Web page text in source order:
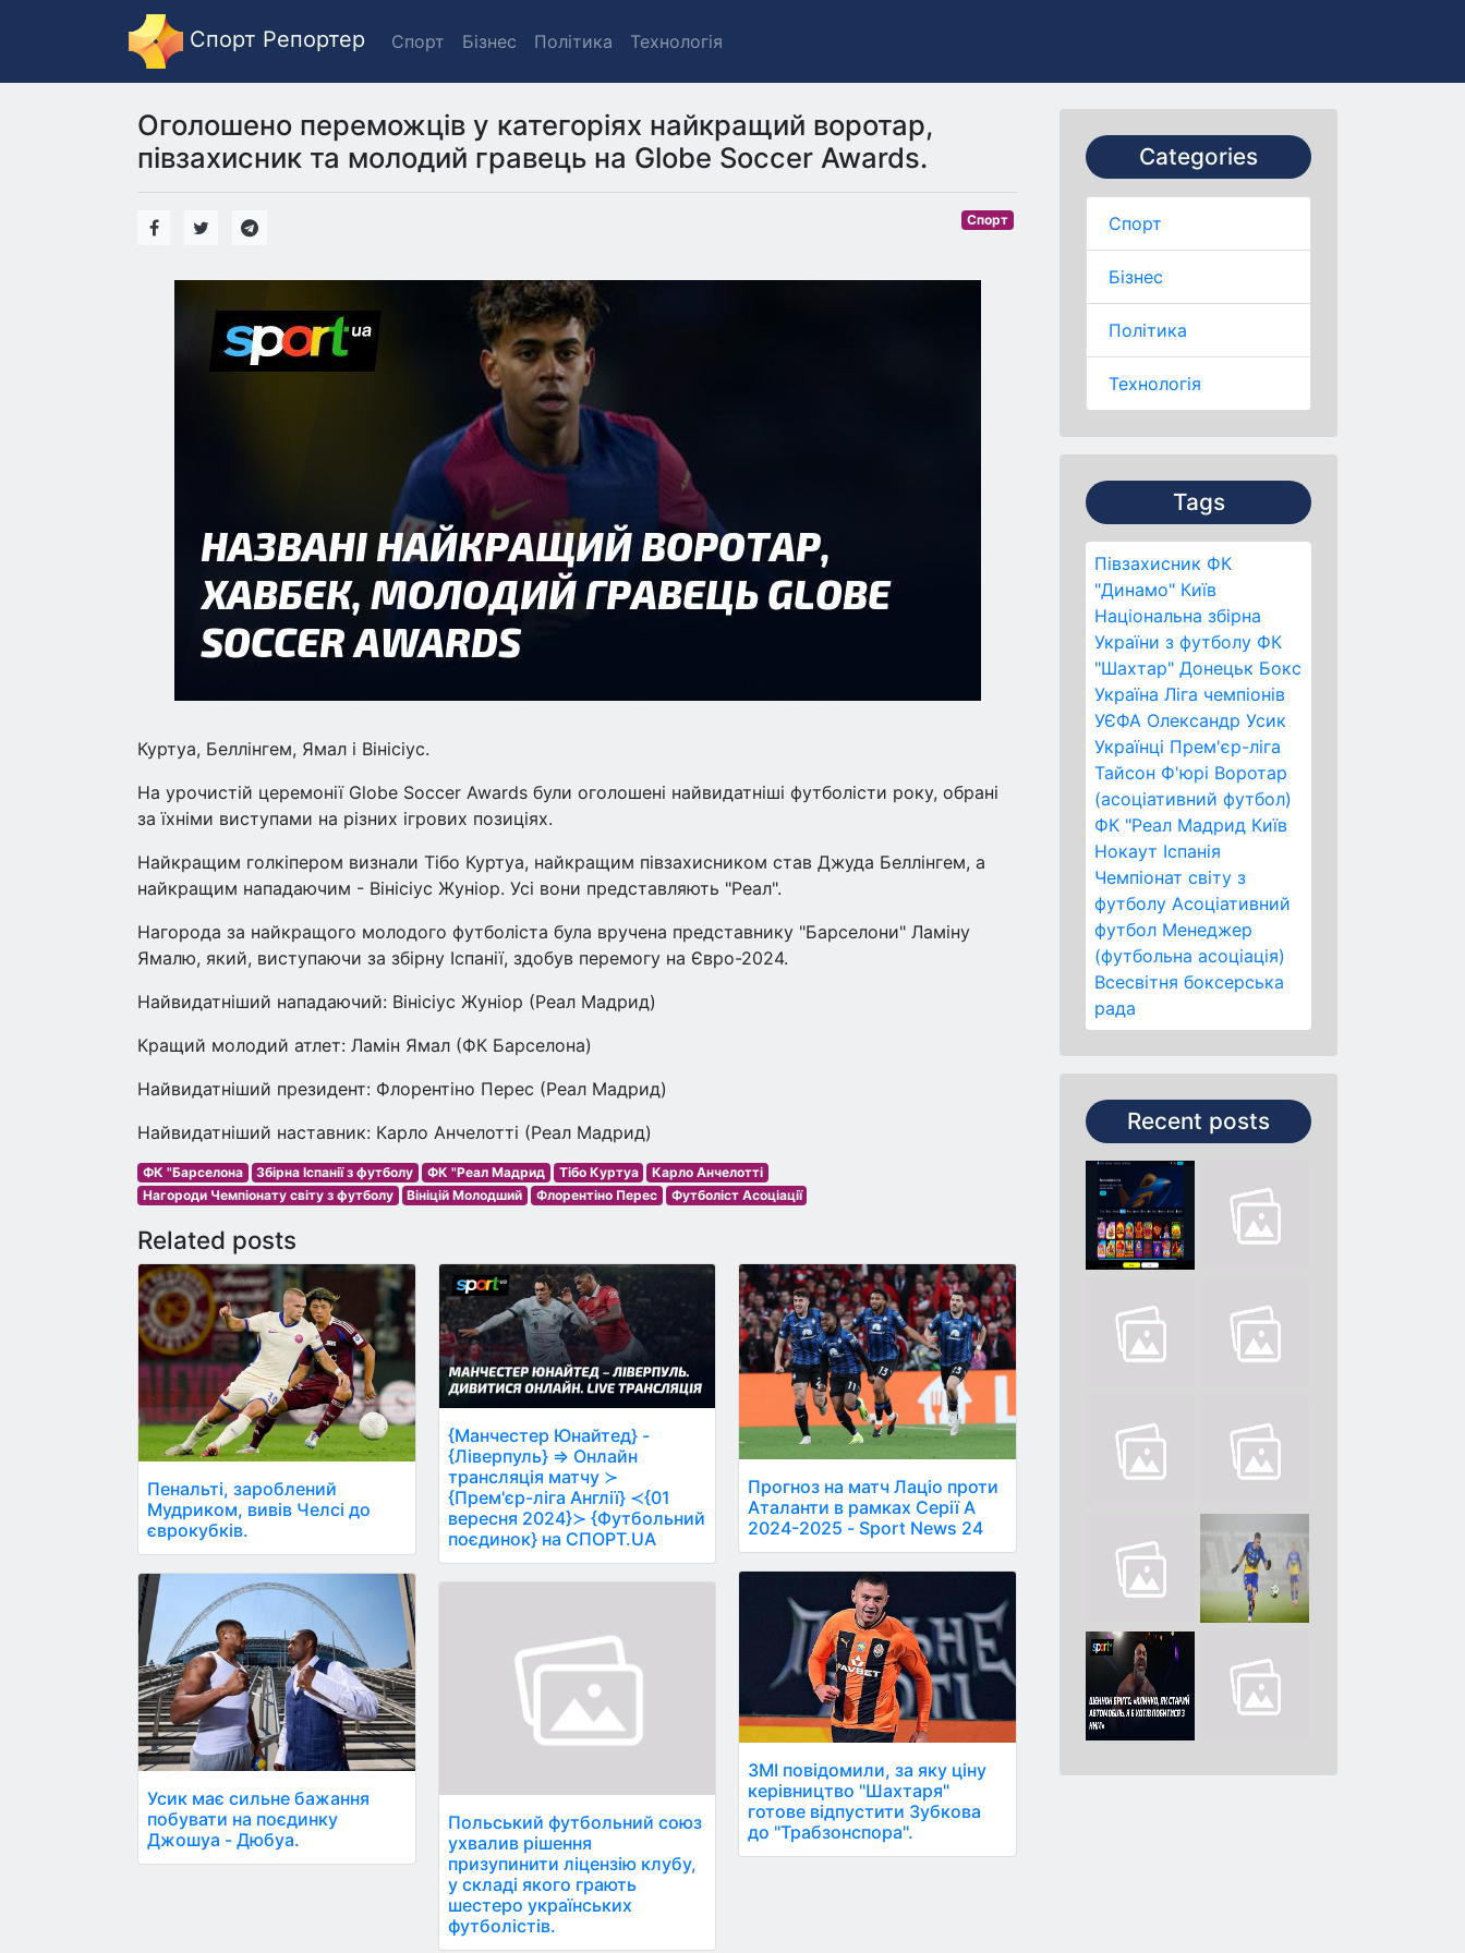
Спорт Репортер Спорт Бізнес Політика Технологія
Categories
Спорт
Бізнес
Політика
Технологія
Tags
Півзахисник ФК
"Динамо" Київ
Національна збірна
України з футболу ФК
"Шахтар" Донецьк Бокс
Україна Ліга чемпіонів
УЄФА Олександр Усик
Українці Прем'єр-ліга
Тайсон Ф'юрі Воротар
(асоціативний футбол)
ФК "Реал Мадрид Київ
Нокаут Іспанія
Чемпіонат світу з
футболу Асоціативний
футбол Менеджер
(футбольна асоціація)
Всесвітня боксерська
рада
Recent posts
Оголошено переможців у категоріях найкращий воротар,
півзахисник та молодий гравець на Globe Soccer Awards.
Спорт
Куртуа, Беллінгем, Ямал і Вінісіус.
На урочистій церемонії Globe Soccer Awards були оголошені найвидатніші футболісти року, обрані
за їхніми виступами на різних ігрових позиціях.
Найкращим голкіпером визнали Тібо Куртуа, найкращим півзахисником став Джуда Беллінгем, а
найкращим нападаючим - Вінісіус Жуніор. Усі вони представляють "Реал".
Нагорода за найкращого молодого футболіста була вручена представнику "Барселони" Ламіну
Ямалю, який, виступаючи за збірну Іспанії, здобув перемогу на Євро-2024.
Найвидатніший нападаючий: Вінісіус Жуніор (Реал Мадрид)
Кращий молодий атлет: Ламін Ямал (ФК Барселона)
Найвидатніший президент: Флорентіно Перес (Реал Мадрид)
Найвидатніший наставник: Карло Анчелотті (Реал Мадрид)
ФК "Барселона Збірна Іспанії з футболу ФК "Реал Мадрид Тібо Куртуа
Карло Анчелотті
Нагороди Чемпіонату світу з футболу
Вініцій Молодший Флорентіно Перес Футболіст Асоціації
Related posts
Пенальті, зароблений
Мудриком, вивів Челсі до
єврокубків.
Усик має сильне бажання
побувати на поєдинку
Джошуа - Дюбуа.
{Манчестер Юнайтед} -
{Ліверпуль} ⇒ Онлайн
трансляція матчу ≻
{Прем'єр-ліга Англії} ≺{01
вересня 2024}≻ {Футбольний
поєдинок} на СПОРТ.UA
Польський футбольний союз
ухвалив рішення
призупинити ліцензію клубу,
у складі якого грають
шестеро українських
футболістів.
Прогноз на матч Лаціо проти
Аталанти в рамках Серії А
2024-2025 - Sport News 24
ЗМІ повідомили, за яку ціну
керівництво "Шахтаря"
готове відпустити Зубкова
до "Трабзонспора".